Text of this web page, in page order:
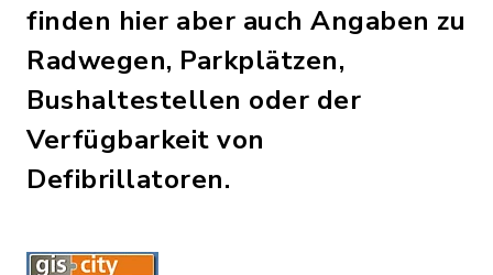
finden hier aber auch Angaben zu
Radwegen, Parkplätzen,
Bushaltestellen oder der
Verfügbarkeit von
Defibrillatoren.